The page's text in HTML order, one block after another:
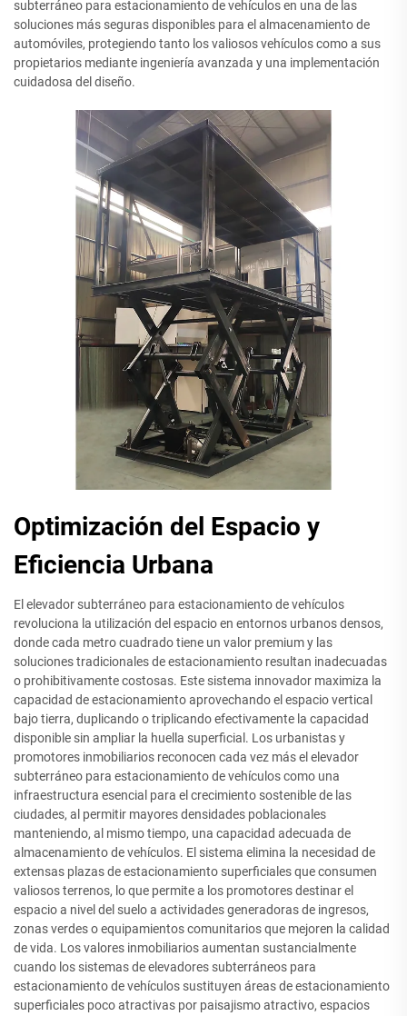
subterráneo para estacionamiento de vehículos en una de las
soluciones más seguras disponibles para el almacenamiento de
automóviles, protegiendo tanto los valiosos vehículos como a sus
propietarios mediante ingeniería avanzada y una implementación
cuidadosa del diseño.
Optimización del Espacio y
Eficiencia Urbana
El elevador subterráneo para estacionamiento de vehículos
revoluciona la utilización del espacio en entornos urbanos densos,
donde cada metro cuadrado tiene un valor premium y las
soluciones tradicionales de estacionamiento resultan inadecuadas
o prohibitivamente costosas. Este sistema innovador maximiza la
capacidad de estacionamiento aprovechando el espacio vertical
bajo tierra, duplicando o triplicando efectivamente la capacidad
disponible sin ampliar la huella superficial. Los urbanistas y
promotores inmobiliarios reconocen cada vez más el elevador
subterráneo para estacionamiento de vehículos como una
infraestructura esencial para el crecimiento sostenible de las
ciudades, al permitir mayores densidades poblacionales
manteniendo, al mismo tiempo, una capacidad adecuada de
almacenamiento de vehículos. El sistema elimina la necesidad de
extensas plazas de estacionamiento superficiales que consumen
valiosos terrenos, lo que permite a los promotores destinar el
espacio a nivel del suelo a actividades generadoras de ingresos,
zonas verdes o equipamientos comunitarios que mejoren la calidad
de vida. Los valores inmobiliarios aumentan sustancialmente
cuando los sistemas de elevadores subterráneos para
estacionamiento de vehículos sustituyen áreas de estacionamiento
superficiales poco atractivas por paisajismo atractivo, espacios